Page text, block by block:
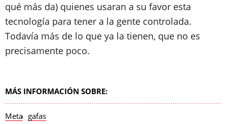
qué más da) quienes usaran a su favor esta
tecnología para tener a la gente controlada.
Todavía más de lo que ya la tienen, que no es
precisamente poco.
MÁS INFORMACIÓN SOBRE:
Meta gafas